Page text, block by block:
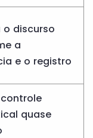
discurso
a
e o registro
quase